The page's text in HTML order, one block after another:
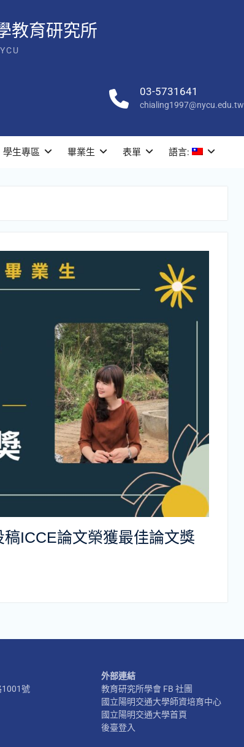
教育研究所
03-5731641
chialing1997@nycu.edu.tw
學生專區 畢業生 表單 語言:
ICCE論文榮獲最佳論文獎
1001號
外部連結
教育研究所學會 FB 社團
國立陽明交通大學師資培育中心
國立陽明交通大學首頁
後臺登入